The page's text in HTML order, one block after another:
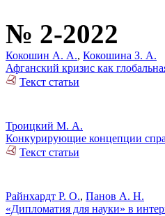
№ 2-2022
Кокошин А. А., Кокошина З. А.
Афганский кризис как
Текст статьи
Троицкий М. А.
Конкурирующие концепции
Текст статьи
Райнхардт Р. О., Панов А. Н.
«Дипломатия для науки» в